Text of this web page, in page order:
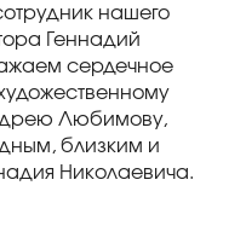
нашего
Геннадий
сердечное
Любимову,
близким и
Николаевича.